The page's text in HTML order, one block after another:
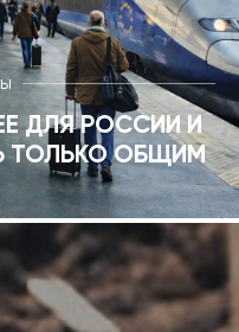
ДЛЯ РОССИИ И
ТОЛЬКО ОБЩИМ